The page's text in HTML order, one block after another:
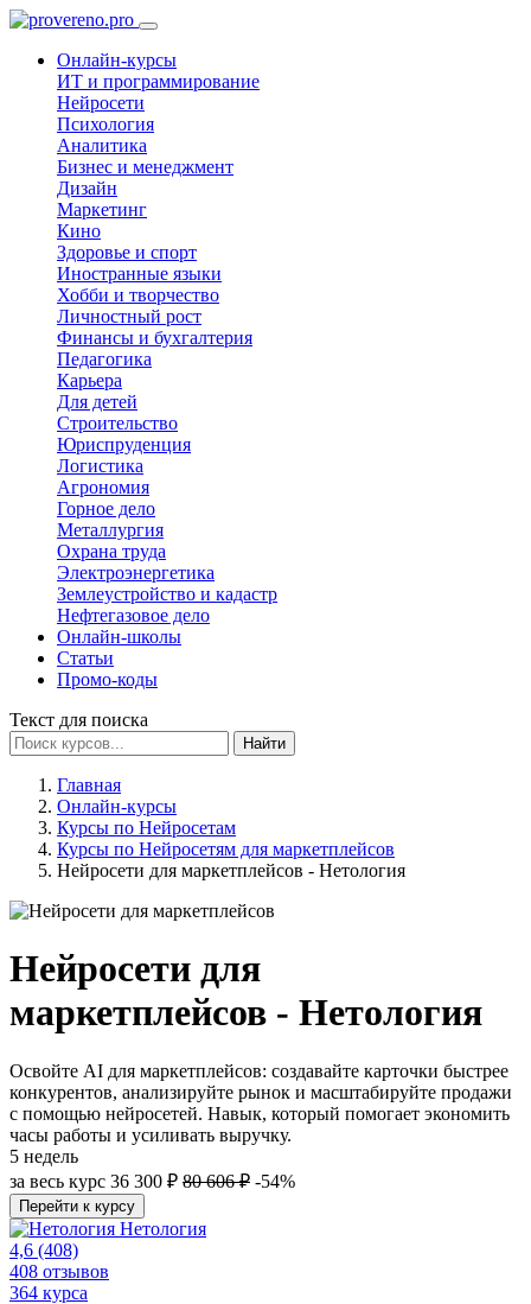
Онлайн-курсы
ИТ и программирование
Нейросети
Психология
Аналитика
Бизнес и менеджмент
Дизайн
Маркетинг
Кино
Здоровье и спорт
Иностранные языки
Хобби и творчество
Личностный рост
Финансы и бухгалтерия
Педагогика
Карьера
Для детей
Строительство
Юриспруденция
Логистика
Агрономия
Горное дело
Металлургия
Охрана труда
Электроэнергетика
Землеустройство и кадастр
Нефтегазовое дело
Онлайн-школы
Статьи
Промо-коды
Текст для поиска
Найти
Главная
Онлайн-курсы
Курсы по Нейросетам
Курсы по Нейросетям для маркетплейсов
Нейросети для маркетплейсов - Нетология
Нейросети для
маркетплейсов - Нетология
Освойте AI для маркетплейсов: создавайте карточки быстрее
конкурентов, анализируйте рынок и масштабируйте продажи
с помощью нейросетей. Навык, который помогает экономить
часы работы и усиливать выручку.
5 недель
за весь курс 36 300 ₽ 80 606 ₽ -54%
Перейти к курсу
Нетология
4,6 (408)
408 отзывов
364 курса